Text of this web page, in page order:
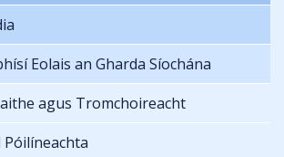
Eolais an Gharda Síochána
agus Tromchoireacht